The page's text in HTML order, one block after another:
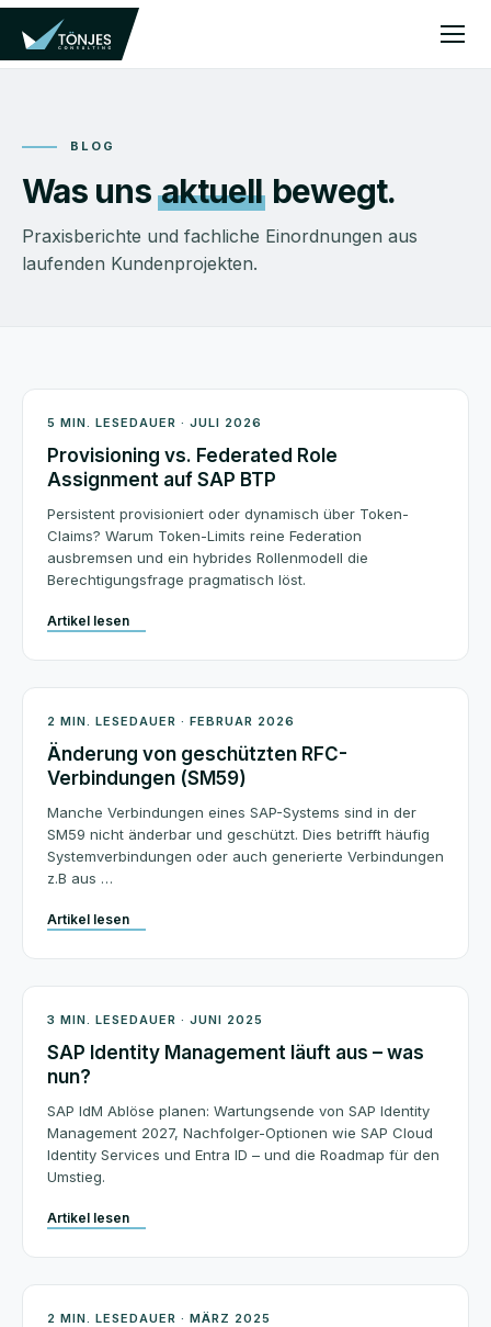
BLOG
Was uns aktuell bewegt.
Praxisberichte und fachliche Einordnungen aus
laufenden Kundenprojekten.
Architektur
5 MIN. LESEDAUER · JULI 2026
Provisioning vs. Federated Role
Assignment auf SAP BTP
Persistent provisioniert oder dynamisch über Token-
Claims? Warum Token-Limits reine Federation
ausbremsen und ein hybrides Rollenmodell die
Berechtigungsfrage pragmatisch löst.
Artikel lesen
Beratung
2 MIN. LESEDAUER · FEBRUAR 2026
Änderung von geschützten RFC-
Verbindungen (SM59)
Manche Verbindungen eines SAP-Systems sind in der
SM59 nicht änderbar und geschützt. Dies betrifft häufig
Systemverbindungen oder auch generierte Verbindungen
z.B aus …
Artikel lesen
BTP Security
3 MIN. LESEDAUER · JUNI 2025
SAP Identity Management läuft aus – was
nun?
SAP IdM Ablöse planen: Wartungsende von SAP Identity
Management 2027, Nachfolger-Optionen wie SAP Cloud
Identity Services und Entra ID – und die Roadmap für den
Umstieg.
Artikel lesen
BTP Security
2 MIN. LESEDAUER · MÄRZ 2025